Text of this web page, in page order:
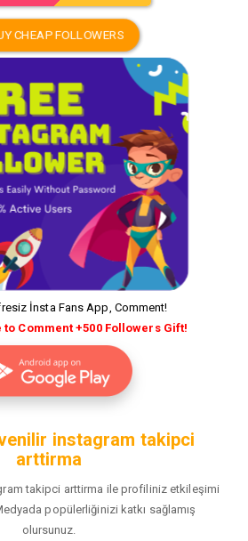
CHEAP FOLLOWERS
İnsta Fans App, Comment!
Comment +500 Followers Gift!
instagram takipci
arttirma
takipci arttirma ile profiliniz etkileşimi
popülerliğinizi katkı sağlamış
olursunuz.